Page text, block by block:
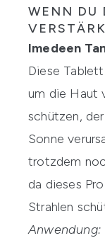
WENN DU
Imedeen
Diese
um die Haut
schützen,
Sonne
trotzdem
da dieses
Strahlen